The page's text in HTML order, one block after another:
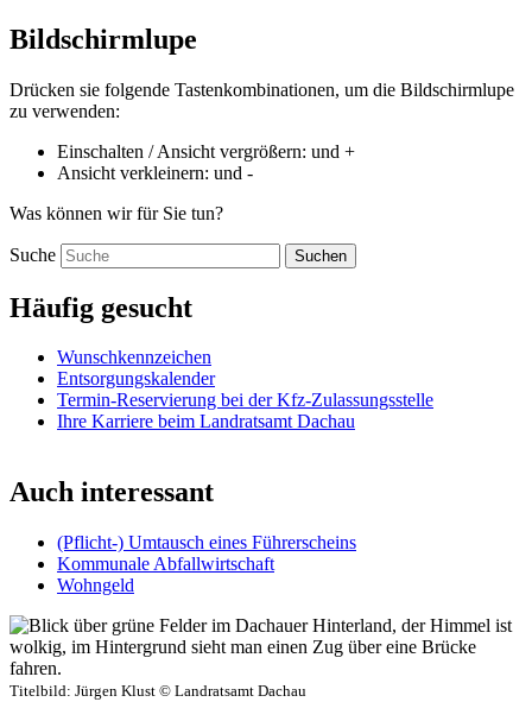
Bildschirmlupe
Drücken sie folgende Tastenkombinationen, um die Bildschirmlupe
zu verwenden:
Einschalten / Ansicht vergrößern: und +
Ansicht verkleinern: und -
Was können wir für Sie tun?
Suche Suchen
Häufig gesucht
Wunschkennzeichen
Entsorgungskalender
Termin-Reservierung bei der Kfz-Zulassungsstelle
Ihre Karriere beim Landratsamt Dachau
Auch interessant
(Pflicht-) Umtausch eines Führerscheins
Kommunale Abfallwirtschaft
Wohngeld
Titelbild: Jürgen Klust © Landratsamt Dachau